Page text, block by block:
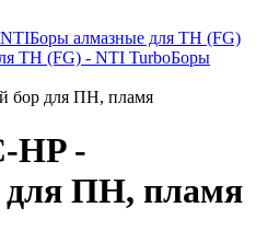
Боры алмазные для ТН (FG)
ТН (FG) - NTI TurboБоры
бор для ПН, пламя
HP -
для ПН, пламя